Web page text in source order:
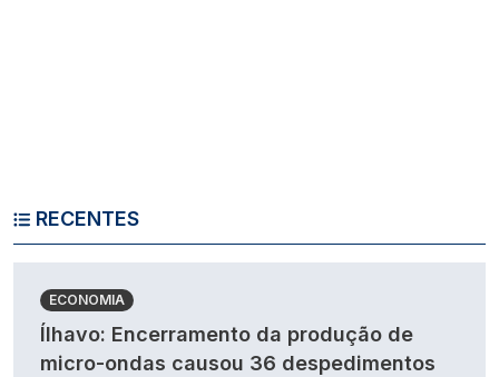
RECENTES
ECONOMIA
Ílhavo: Encerramento da produção de
micro-ondas causou 36 despedimentos